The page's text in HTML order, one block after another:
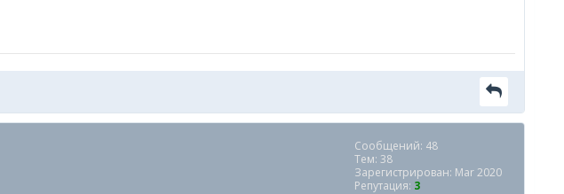
Сообщений: 48
Тем: 38
Зарегистрирован: Mar 2020
Репутация: 3